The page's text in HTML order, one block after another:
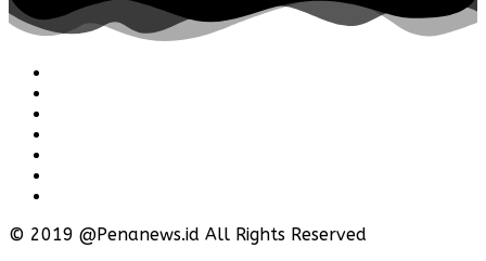
© 2019 @Penanews.id All Rights Reserved